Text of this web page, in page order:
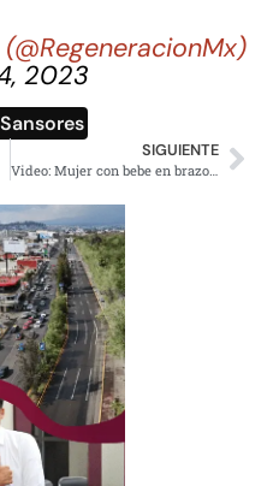
2023
SIGUIENTE
Video: Mujer con bebe en brazos y su hija son golpeadas por una familia tras riña en secundaria